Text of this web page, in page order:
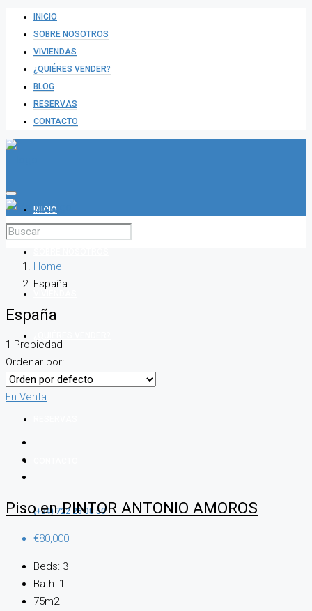
INICIO
SOBRE NOSOTROS
VIVIENDAS
¿QUIÉRES VENDER?
BLOG
RESERVAS
CONTACTO
INICIO
BLOG
(+34) 722 26 08 50
Home
España
España
1 Propiedad
Ordenar por:
En Venta
Piso en PINTOR ANTONIO AMOROS
€80,000
Beds: 3
Bath: 1
75m2